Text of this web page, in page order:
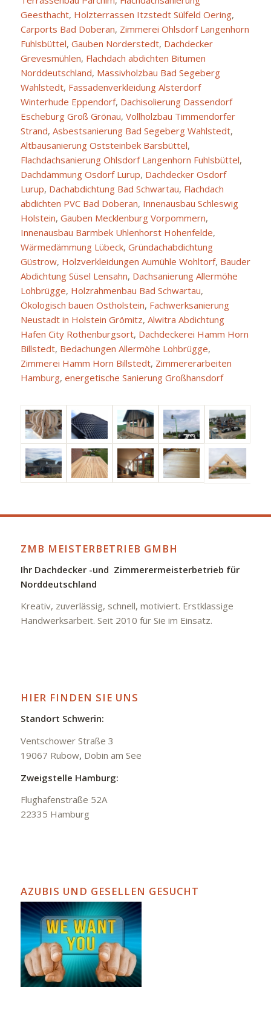
Geesthacht, Holzterrassen Itzstedt Sülfeld Oering,
Carports Bad Doberan, Zimmerei Ohlsdorf Langenhorn
Fuhlsbüttel, Gauben Norderstedt, Dachdecker
Grevesmühlen, Flachdach abdichten Bitumen
Norddeutschland, Massivholzbau Bad Segeberg
Wahlstedt, Fassadenverkleidung Alsterdorf
Winterhude Eppendorf, Dachisolierung Dassendorf
Escheburg Groß Grönau, Vollholzbau Timmendorfer
Strand, Asbestsanierung Bad Segeberg Wahlstedt,
Altbausanierung Oststeinbek Barsbüttel,
Flachdachsanierung Ohlsdorf Langenhorn Fuhlsbüttel,
Dachdämmung Osdorf Lurup, Dachdecker Osdorf
Lurup, Dachabdichtung Bad Schwartau, Flachdach
abdichten PVC Bad Doberan, Innenausbau Schleswig
Holstein, Gauben Mecklenburg Vorpommern,
Innenausbau Barmbek Uhlenhorst Hohenfelde,
Wärmedämmung Lübeck, Gründachabdichtung
Güstrow, Holzverkleidungen Aumühle Wohltorf, Bauder
Abdichtung Süsel Lensahn, Dachsanierung Allermöhe
Lohbrügge, Holzrahmenbau Bad Schwartau,
Ökologisch bauen Ostholstein, Fachwerksanierung
Neustadt in Holstein Grömitz, Alwitra Abdichtung
Hafen City Rothenburgsort, Dachdeckerei Hamm Horn
Billstedt, Bedachungen Allermöhe Lohbrügge,
Zimmerei Hamm Horn Billstedt, Zimmererarbeiten
Hamburg, energetische Sanierung Großhansdorf
ZMB MEISTERBETRIEB GMBH
Ihr Dachdecker -und Zimmerermeisterbetrieb für
Norddeutschland
Kreativ, zuverlässig, schnell, motiviert. Erstklassige
Handwerksarbeit. Seit 2010 für Sie im Einsatz.
HIER FINDEN SIE UNS
Standort Schwerin:
Ventschower Straße 3
19067 Rubow, Dobin am See
Zweigstelle Hamburg:
Flughafenstraße 52A
22335 Hamburg
AZUBIS UND GESELLEN GESUCHT